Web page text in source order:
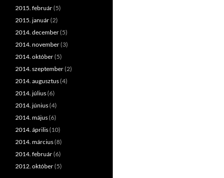
2015. február(5)
2015. január(2)
2014. december(5)
2014. november(3)
2014. október(5)
2014. szeptember(2)
2014. augusztus(4)
2014. július(6)
2014. június(4)
2014. május(6)
2014. április(10)
2014. március(8)
2014. február(6)
2012. október(5)